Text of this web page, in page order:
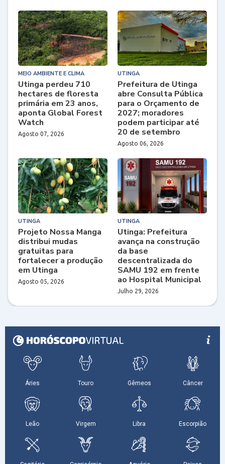
MEIO AMBIENTE E CLIMA
Utinga perdeu 710
hectares de floresta
primária em 23 anos,
aponta Global Forest
Watch
Agosto 07, 2026
UTINGA
Prefeitura de Utinga
abre Consulta Pública
para o Orçamento de
2027; moradores
podem participar até
20 de setembro
Agosto 06, 2026
UTINGA
Projeto Nossa Manga
distribui mudas
gratuitas para
fortalecer a produção
em Utinga
Agosto 05, 2026
UTINGA
Utinga: Prefeitura
avança na construção
da base
descentralizada do
SAMU 192 em frente
ao Hospital Municipal
Julho 29, 2026